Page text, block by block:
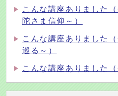
こんな講座ありました
陀さま信仰～）
こんな講座ありました
巡る～）
こんな講座ありました